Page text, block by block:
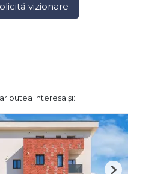
vizionare
putea interesa și: